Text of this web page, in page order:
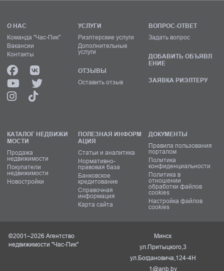
О НАС
Команда "Час-Пик"
Вакансии
Контакты
УСЛУГИ
Риэлтерские услуги
Дополнительные
услуги
ОТЗЫВЫ
Оставить отзыв
ВОПРОС-ОТВЕТ
Задать вопрос
ДОБАВИТЬ ОБЪЯВЛ
ЕНИЕ
ЗАЯВКА РИЭЛТЕРУ
КАТАЛОГ НЕДВИЖИ
МОСТИ
Продажа
недвижимости
Покупатели
недвижимости
Новостройки
ПОЛЕЗНАЯ ИНФОРМ
АЦИЯ
Статьи и аналитика
Нормативно-
правовая база
Банковское
кредитование
Справочная
информация
Карта сайта
ДОКУМЕНТЫ
Правила пользования
порталом
Политика
конфиденциальности
Политика в
отношении
обработки файлов
cookies
Настройка файлов
cookies
©2001–2026 Агентство
недвижимости "Час-Пик"
Минск
ул.Притыцкого,3
ул.Богдановича,124-4Н
1@anb.by